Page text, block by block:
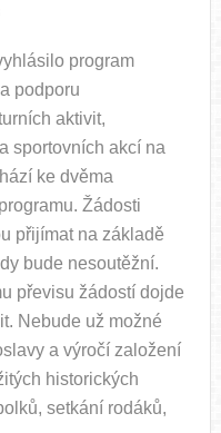
program
podporu
aktivit,
sportovních akcí na
ke dvěma
Žádosti
přijímat na základě
bude nesoutěžní.
převisu žádostí dojde
Nebude už možné
a výročí založení
historických
setkání rodáků,